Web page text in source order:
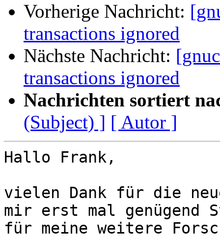
Vorherige Nachricht:
transactions ignored
Nächste Nachricht:
transactions ignored
Nachrichten sortiert
(Subject) ] [ Autor ]
Hallo Frank,
vielen Dank für die
mir erst mal genügend
für meine weitere